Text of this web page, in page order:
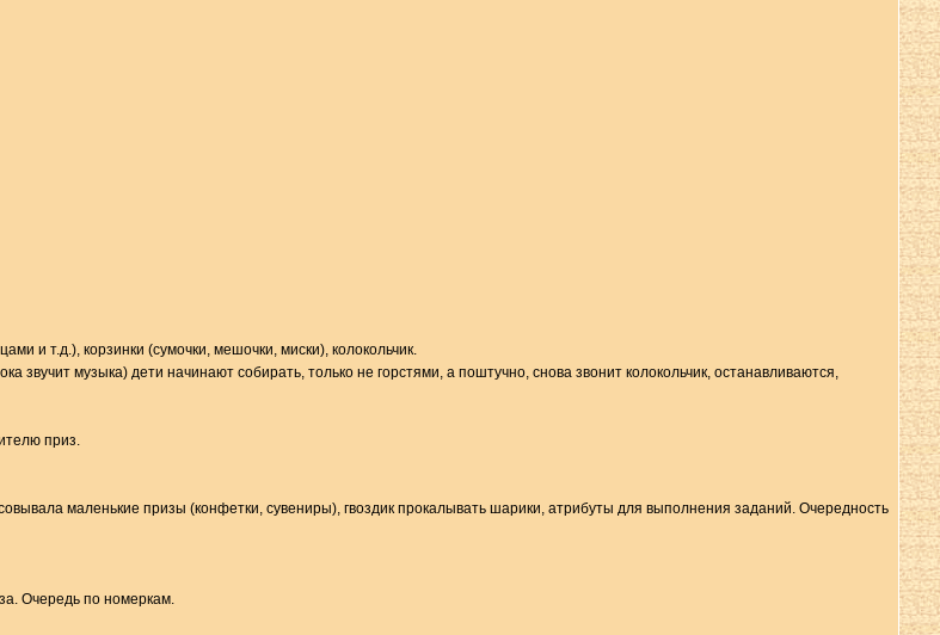
и т.д.), корзинки (сумочки, мешочки, миски), колокольчик.
звучит музыка) дети начинают собирать, только не горстями, а поштучно, снова звонит колокольчик, останавливаются,
приз.
маленькие призы (конфетки, сувениры), гвоздик прокалывать шарики, атрибуты для выполнения заданий. Очередность
Очередь по номеркам.